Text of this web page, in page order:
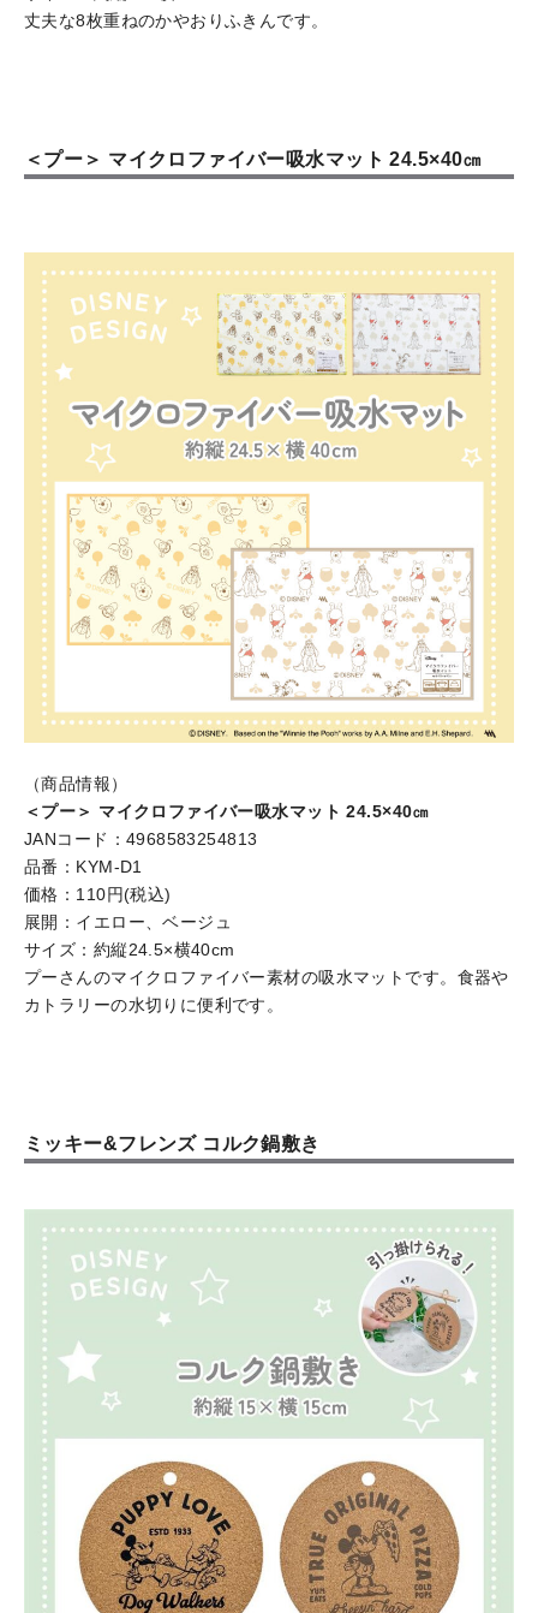
丈夫な8枚重ねのかやおりふきんです。
＜プー＞ マイクロファイバー吸水マット 24.5×40㎝
（商品情報）
＜プー＞ マイクロファイバー吸水マット 24.5×40㎝
JANコード：4968583254813
品番：KYM-D1
価格：110円(税込)
展開：イエロー、ベージュ
サイズ：約縦24.5×横40cm
プーさんのマイクロファイバー素材の吸水マットです。食器や
カトラリーの水切りに便利です。
ミッキー&フレンズ コルク鍋敷き